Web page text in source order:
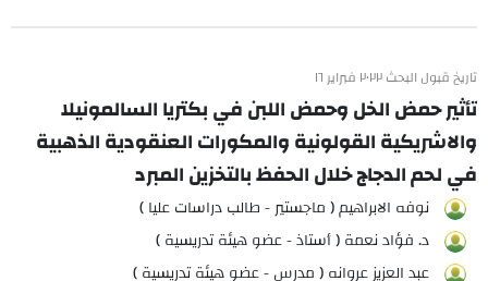
تاريخ قبول البحث ٢٠٢٢ فبراير ١٦
تأثير حمض الخل وحمض اللبن في بكتريا السالمونيلا
والاشريكية القولونية والمكورات العنقودية الذهبية
في لحم الدجاج خلال الحفظ بالتخزين المبرد
نوفه الابراهيم ( ماجستير - طالب دراسات عليا )
د. فؤاد نعمة ( أستاذ - عضو هيئة تدريسية )
عبد العزيز عروانه ( مدرس - عضو هيئة تدريسية )